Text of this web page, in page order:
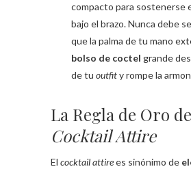
compacto para sostenerse
bajo el brazo. Nunca debe
que la palma de tu mano
bolso de coctel grande
de tu outfity rompe la
La Regla de Oro
Cocktail Attire
El cocktail attirees sinónimo de